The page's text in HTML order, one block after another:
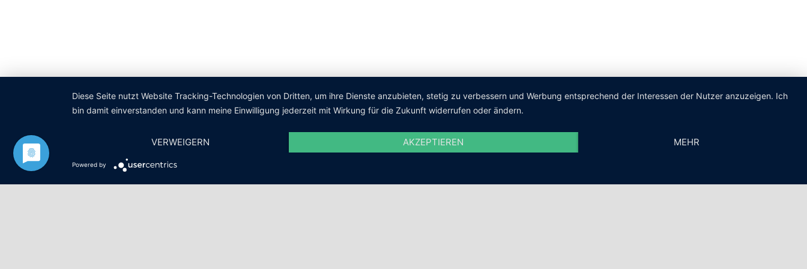
Diese Seite nutzt Website Tracking-Technologien von Dritten, um ihre Dienste anzubieten, stetig zu verbessern und Werbung entsprechend der Interessen der Nutzer anzuzeigen. Ich
bin damit einverstanden und kann meine Einwilligung jederzeit mit Wirkung für die Zukunft widerrufen oder ändern.
VERWEIGERN AKZEPTIEREN MEHR
Powered by